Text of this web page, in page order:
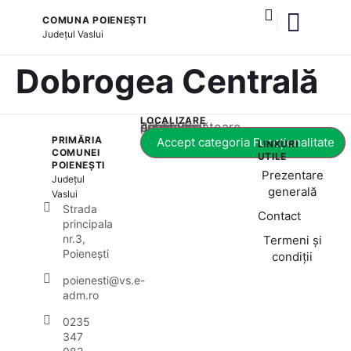
COMUNA POIENEȘTI
JudețulVaslui
Dobrogea Centrală
PRIMĂRIA
COMUNEI
POIENEȘTI
Județul
Vaslui
Strada
principala
nr.3,
Poienești
poienesti@vs.e-
adm.ro
0235
347
LOCALIZARE
Acest conținut este blocat până când acceptați categoria corespunzătoare de cookie-uri.
Accept categoria Funcționalitate
LINKURI
UTILE
Prezentare
generală
Contact
Termeni și
condiții